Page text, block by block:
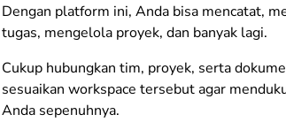
Dengan platform ini, Anda bisa mencatat,
tugas, mengelola proyek, dan banyak lagi.
Cukup hubungkan tim, proyek, serta
sesuaikan workspace tersebut agar
Anda sepenuhnya.